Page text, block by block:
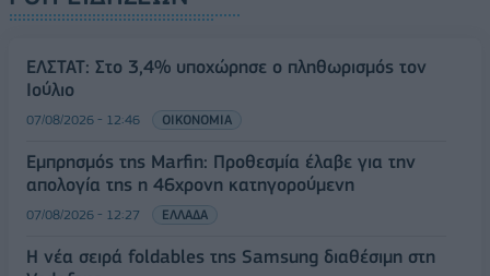
ΕΛΣΤΑΤ: Στο 3,4% υποχώρησε ο πληθωρισμός τον
Ιούλιο
07/08/2026 - 12:46 ΟΙΚΟΝΟΜΙΑ
Εμπρησμός της Marfin: Προθεσμία έλαβε για την
απολογία της η 46χρονη κατηγορούμενη
07/08/2026 - 12:27 ΕΛΛΑΔΑ
Η νέα σειρά foldables της Samsung διαθέσιμη στη